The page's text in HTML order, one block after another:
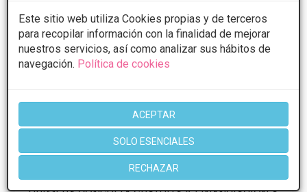
Este sitio web utiliza Cookies propias y de terceros
para recopilar información con la finalidad de mejorar
nuestros servicios, así como analizar sus hábitos de
navegación. Política de cookies
ACEPTAR
SOLO ESENCIALES
RECHAZAR
Clinica Dra Cristina Carrasco
5 1 Opiniones
C/ Mar Adriatico,2, Alcalá de Guadaíra VER MAPA